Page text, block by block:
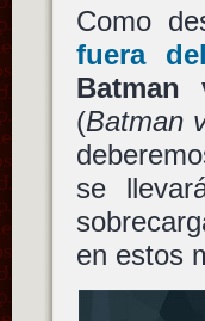
Como
fuera
(Batman
se
en estos